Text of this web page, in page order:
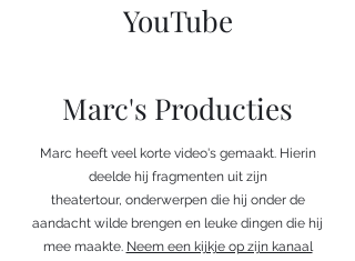
YouTube
Marc's Producties
Marc heeft veel korte video's gemaakt. Hierin
deelde hij fragmenten uit zijn
theatertour, onderwerpen die hij onder de
aandacht wilde brengen en leuke dingen die hij
mee maakte. Neem een kijkje op zijn kanaal